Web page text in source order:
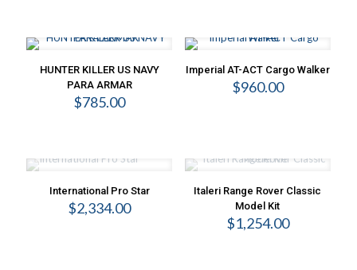
HUNTER KILLER US NAVY
PARA ARMAR
$785.00
Imperial AT-ACT Cargo Walker
$960.00
International Pro Star
$2,334.00
Italeri Range Rover Classic
Model Kit
$1,254.00